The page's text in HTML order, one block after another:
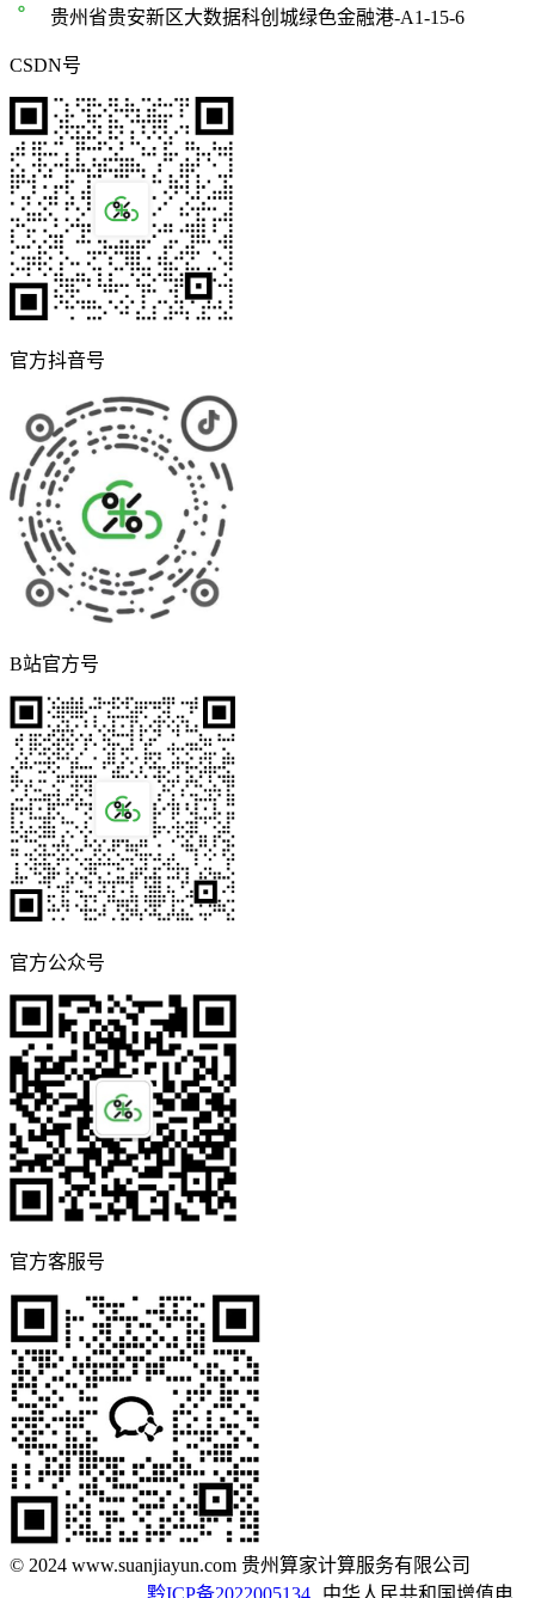
贵州省贵安新区大数据科创城绿色金融港-A1-15-6
CSDN号
官方抖音号
B站官方号
官方公众号
官方客服号
© 2024 www.suanjiayun.com 贵州算家计算服务有限公司